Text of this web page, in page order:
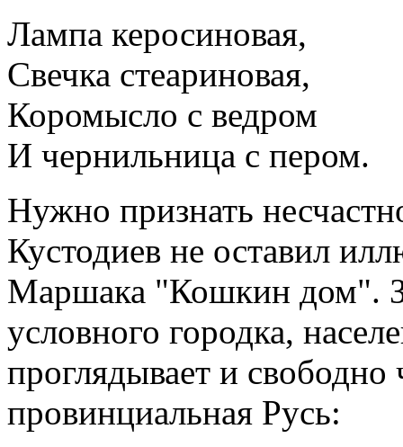
Лампа керосиновая,
Свечка стеариновая,
Коромысло с ведром
И чернильница с пером.
Нужно признать
Кустодиев не оставил
Маршака "Кошкин дом".
условного городка,
проглядывает и свободно
провинциальная Русь: